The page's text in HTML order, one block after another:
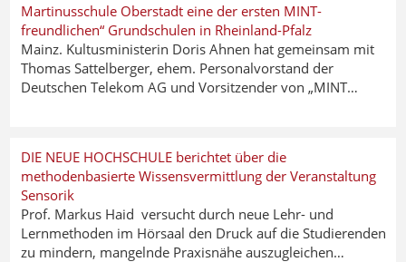
Martinusschule Oberstadt eine der ersten MINT-
freundlichen“ Grundschulen in Rheinland-Pfalz
Mainz. Kultusministerin Doris Ahnen hat gemeinsam mit
Thomas Sattelberger, ehem. Personalvorstand der
Deutschen Telekom AG und Vorsitzender von „MINT…
DIE NEUE HOCHSCHULE berichtet über die
methodenbasierte Wissensvermittlung der Veranstaltung
Sensorik
Prof. Markus Haid versucht durch neue Lehr- und
Lernmethoden im Hörsaal den Druck auf die Studierenden
zu mindern, mangelnde Praxisnähe auszugleichen…